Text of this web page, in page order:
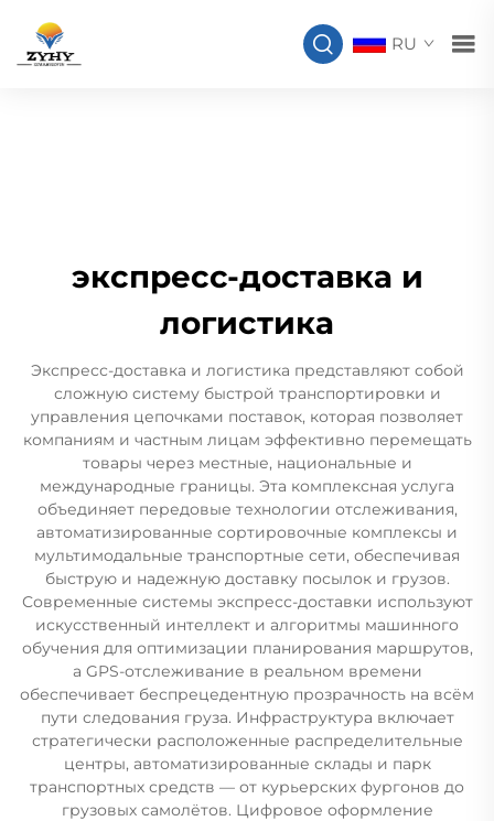
RU
экспресс-доставка и
логистика
Экспресс-доставка и логистика представляют собой
сложную систему быстрой транспортировки и
управления цепочками поставок, которая позволяет
компаниям и частным лицам эффективно перемещать
товары через местные, национальные и
международные границы. Эта комплексная услуга
объединяет передовые технологии отслеживания,
автоматизированные сортировочные комплексы и
мультимодальные транспортные сети, обеспечивая
быструю и надежную доставку посылок и грузов.
Современные системы экспресс-доставки используют
искусственный интеллект и алгоритмы машинного
обучения для оптимизации планирования маршрутов,
а GPS-отслеживание в реальном времени
обеспечивает беспрецедентную прозрачность на всём
пути следования груза. Инфраструктура включает
стратегически расположенные распределительные
центры, автоматизированные склады и парк
транспортных средств — от курьерских фургонов до
грузовых самолётов. Цифровое оформление